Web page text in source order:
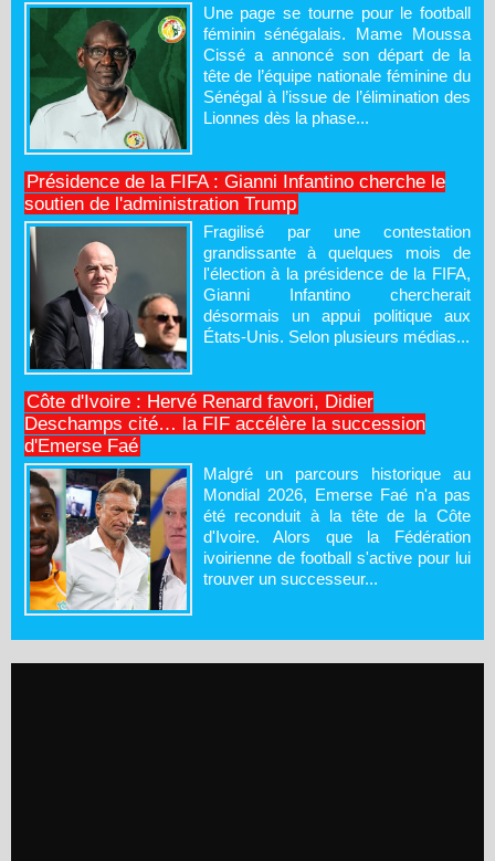
Une page se tourne pour le football
féminin sénégalais. Mame Moussa
Cissé a annoncé son départ de la
tête de l’équipe nationale féminine du
Sénégal à l’issue de l’élimination des
Lionnes dès la phase...
Présidence de la FIFA : Gianni Infantino cherche le
soutien de l'administration Trump
Fragilisé par une contestation
grandissante à quelques mois de
l'élection à la présidence de la FIFA,
Gianni Infantino chercherait
désormais un appui politique aux
États-Unis. Selon plusieurs médias...
Côte d'Ivoire : Hervé Renard favori, Didier
Deschamps cité… la FIF accélère la succession
d'Emerse Faé
Malgré un parcours historique au
Mondial 2026, Emerse Faé n'a pas
été reconduit à la tête de la Côte
d'Ivoire. Alors que la Fédération
ivoirienne de football s'active pour lui
trouver un successeur...